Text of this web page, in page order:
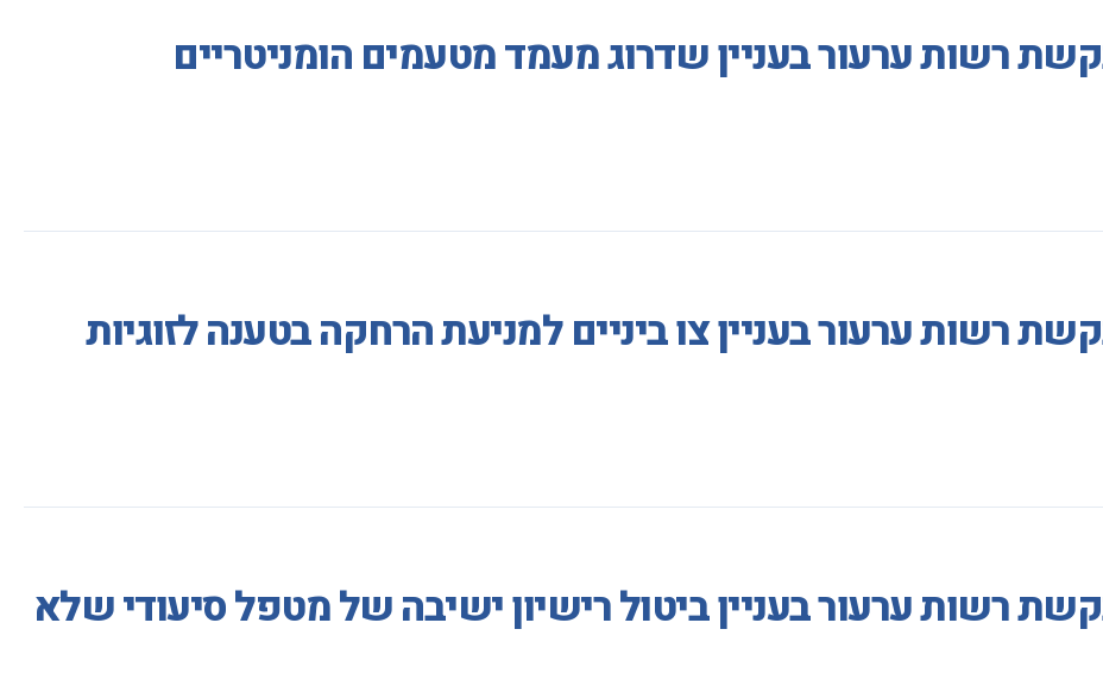
רשות ערעור בעניין שדרוג מעמד מטעמים הומניטריים
רשות ערעור בעניין צו ביניים למניעת הרחקה בטענה לזוגיות
רשות ערעור בעניין ביטול רישיון ישיבה של מטפל סיעודי שלא